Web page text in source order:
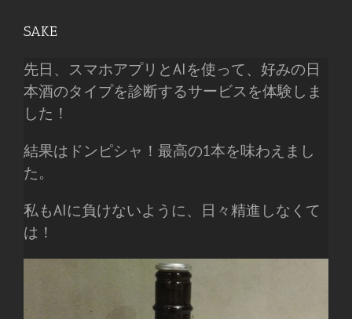
SAKE
先日、スマホアプリとAIを使って、好みの日
本酒のタイプを診断するサービスを体験しま
した！
結果はドンピシャ！最高の1本を味わえまし
た。
私もAIに負けないように、日々精進しなくて
は！